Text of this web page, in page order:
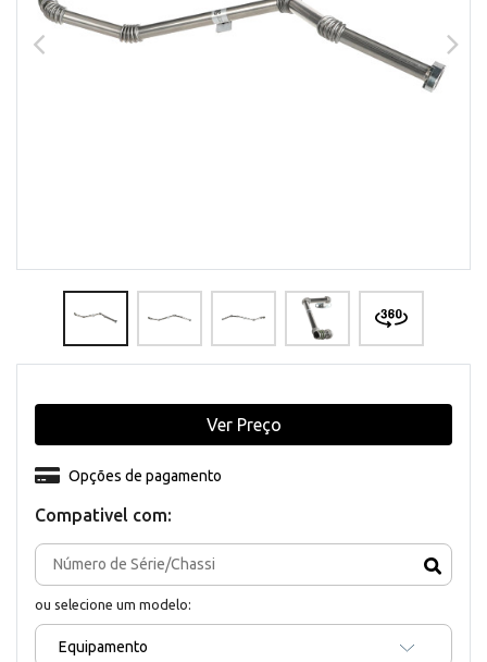
Compativel com:
ou selecione um modelo:
Equipamento
Opções de pagamento
Ver Preço